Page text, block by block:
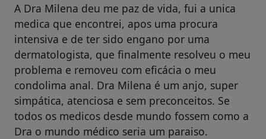
A Dra Milena deu me paz de vida, fui a unica
medica que encontrei, apos uma procura
intensiva e de ter sido engano por uma
dermatologista, que finalmente resolveu o meu
problema e removeu com eficácia o meu
condolima anal. Dra Milena é um anjo, super
simpática, atenciosa e sem preconceitos. Se
todos os medicos desde mundo fossem como a
Dra o mundo médico seria um paraiso.